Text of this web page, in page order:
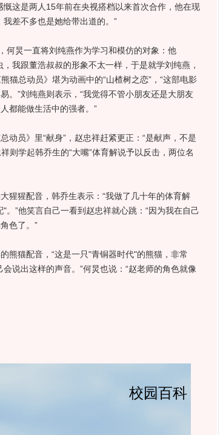
这是两人15年前在央视搭档以来首次合作，他在现
差不多也是她给带出道的。”
炅一直将刘纯燕作为学习和模仿的对象：他
我跟董浩叔叔的形象不太一样，于是就学刘纯燕，
猫总动员》堪为动画中的“山楂树之恋”，“这部电影
。”刘纯燕则表示，“我觉得不管小朋友还是大朋友
都能做生活中的强者。”
动员》里“献身”，赵忠祥赶紧更正：“是献声，不是
则学起韩乔生的“大嘴”体育解说予以反击，两位名
猩配音，韩乔生表示：“我做了几十年的体育解
”他笑言自己一看到赵忠祥就心跳：“因为我在自己
色了。”
猫配音，“这是一只"青铜器时代"的熊猫，非常
说出这样的声音。”何炅也说：“赵老师的角色就像